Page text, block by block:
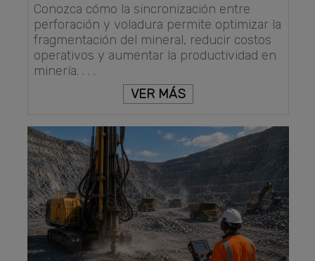
Conozca cómo la sincronización entre
perforación y voladura permite optimizar la
fragmentación del mineral, reducir costos
operativos y aumentar la productividad en
minería. . . .
VER MÁS